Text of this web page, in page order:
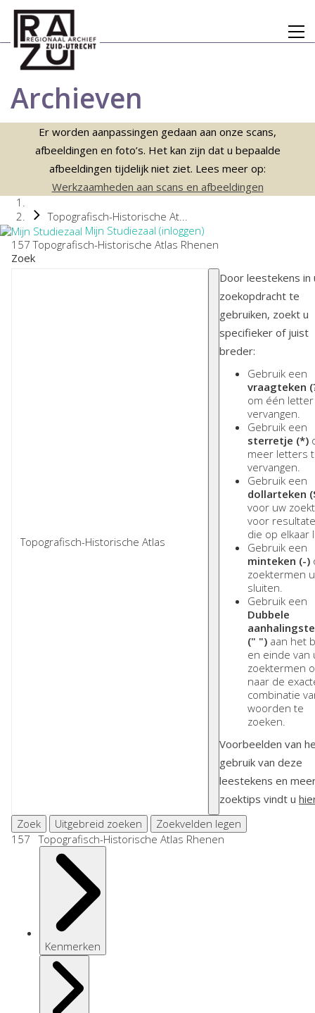
Archieven
Er worden aanpassingen gedaan aan onze scans,
afbeeldingen en foto’s. Het kan zijn dat u bepaalde
afbeeldingen tijdelijk niet ziet. Lees meer op:
Werkzaamheden aan scans en afbeeldingen
Topografisch-Historische At...
Mijn Studiezaal (inloggen)
157 Topografisch-Historische Atlas Rhenen
Zoek
Door leestekens in
zoekopdracht te
gebruiken, zoekt u
specifieker of juist
breder:
Gebruik een
vraagteken
om één
vervangen.
Gebruik een
sterretje (*)
meer letters
vervangen.
Gebruik een
dollarteken
voor uw
voor
die op elkaar
Gebruik een
minteken (-)
zoektermen
sluiten.
Gebruik een
Dubbele
(" ") aan het
en einde van
zoektermen
naar de
combinatie
woorden te
zoeken.
Voorbeelden van
gebruik van deze
leestekens en
zoektips vindt u
Zoek
Uitgebreid zoeken
Zoekvelden legen
157 Topografisch-Historische Atlas Rhenen
Kenmerken